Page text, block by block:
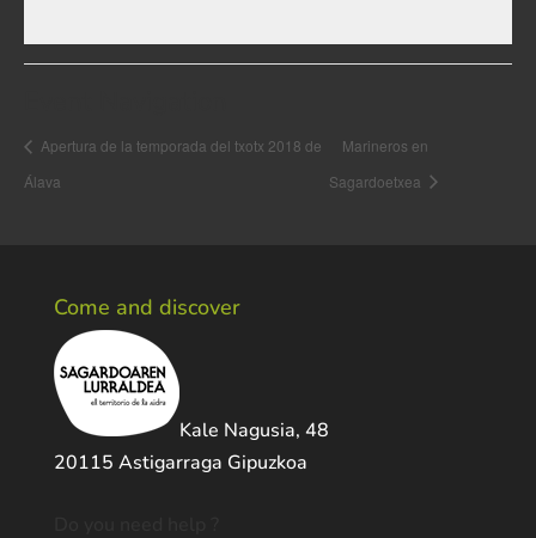
Apertura de la temporada del txotx 2018 de
Álava
Marineros en
Sagardoetxea
Come and discover
Kale Nagusia, 48
20115 Astigarraga Gipuzkoa